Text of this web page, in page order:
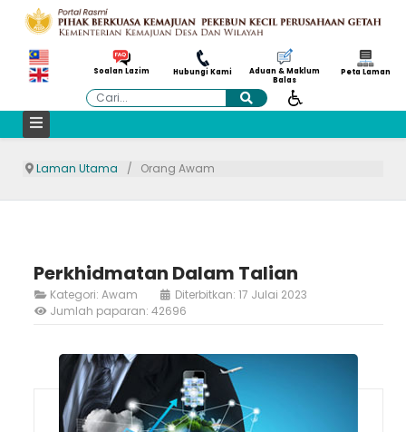
Soalan Lazim Hubungi Kami
Aduan & Maklum
Balas
Peta Laman
Cari
Laman Utama Orang Awam
Perkhidmatan Dalam Talian
Kategori: Awam
Diterbitkan: 17 Julai 2023
Jumlah paparan: 42696